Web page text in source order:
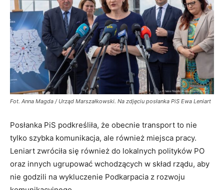
Fot. Anna Magda / Urząd Marszałkowski. Na zdjęciu posłanka PiS Ewa Leniart
Posłanka PiS podkreśliła, że obecnie transport to nie
tylko szybka komunikacja, ale również miejsca pracy.
Leniart zwróciła się również do lokalnych polityków PO
oraz innych ugrupować wchodzących w skład rządu, aby
nie godzili na wykluczenie Podkarpacia z rozwoju